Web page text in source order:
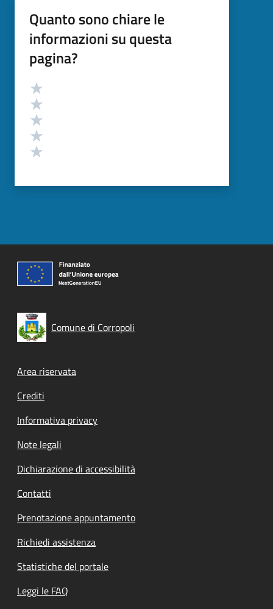
Quanto sono chiare le
informazioni su questa
pagina?
Valutazione
Comune di Corropoli
Footer menu
Area riservata
Crediti
Informativa privacy
Note legali
Dichiarazione di accessibilità
Contatti
Prenotazione appuntamento
Richiedi assistenza
Statistiche del portale
Leggi le FAQ